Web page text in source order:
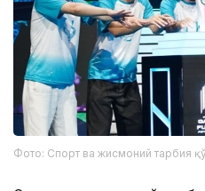
Фото: Спорт ва жисмоний тарбия